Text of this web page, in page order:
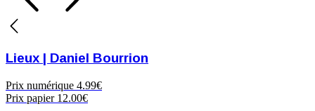
Lieux | Daniel Bourrion
Prix numérique 4.99€
Prix papier12.00€